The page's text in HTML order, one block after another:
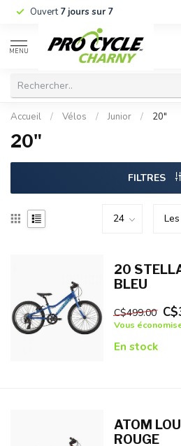
Ouvert7 jours sur 7
MENU
Accueil / Vélos / Junior / 20"
20"
FILTRES
20
BLEU
C$499.00
Vous
En stock
ATOM
ROUGE